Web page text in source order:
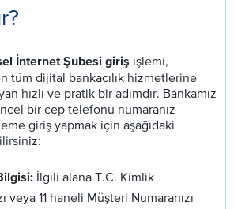
İnternet Şubesi giriş işlemi,
tüm dijital bankacılık hizmetlerine
hızlı ve pratik bir adımdır. Bankamız
bir cep telefonu numaranız
giriş yapmak için aşağıdaki
İlgili alana T.C. Kimlik
veya 11 haneli Müşteri Numaranızı